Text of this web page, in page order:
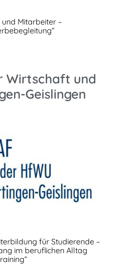
Mitarbeiter –
Wirtschaft und
Geislingen
für Studierende –
im beruflichen Alltag